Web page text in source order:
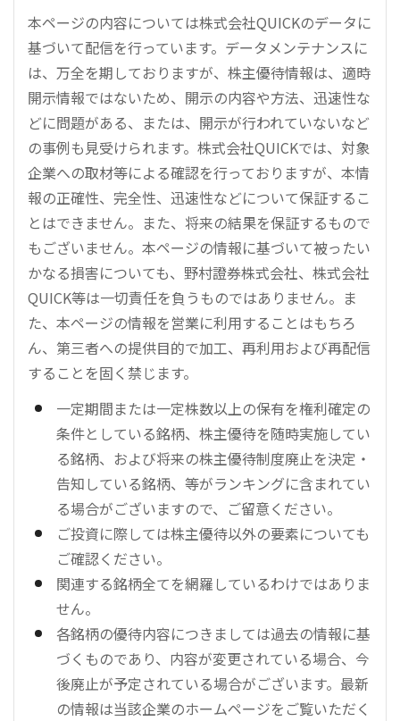
本ページの内容については株式会社QUICKのデータに
基づいて配信を行っています。データメンテナンスに
は、万全を期しておりますが、株主優待情報は、適時
開示情報ではないため、開示の内容や方法、迅速性な
どに問題がある、または、開示が行われていないなど
の事例も見受けられます。株式会社QUICKでは、対象
企業への取材等による確認を行っておりますが、本情
報の正確性、完全性、迅速性などについて保証するこ
とはできません。また、将来の結果を保証するもので
もございません。本ページの情報に基づいて被ったい
かなる損害についても、野村證券株式会社、株式会社
QUICK等は一切責任を負うものではありません。ま
た、本ページの情報を営業に利用することはもちろ
ん、第三者への提供目的で加工、再利用および再配信
することを固く禁じます。
一定期間または一定株数以上の保有を権利確定の
条件としている銘柄、株主優待を随時実施してい
る銘柄、および将来の株主優待制度廃止を決定・
告知している銘柄、等がランキングに含まれてい
る場合がございますので、ご留意ください。
ご投資に際しては株主優待以外の要素についても
ご確認ください。
関連する銘柄全てを網羅しているわけではありま
せん。
各銘柄の優待内容につきましては過去の情報に基
づくものであり、内容が変更されている場合、今
後廃止が予定されている場合がございます。最新
の情報は当該企業のホームページをご覧いただく